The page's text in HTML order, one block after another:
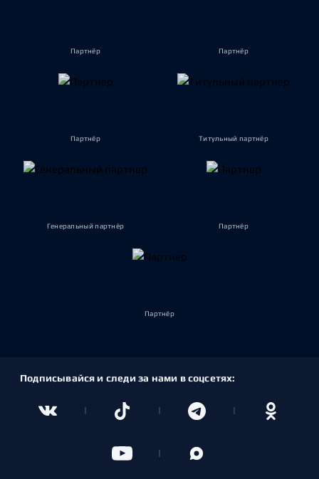
Партнёр Партнёр
Партнёр Титульный партнёр
Генеральный партнёр Партнёр
Партнёр
Подписывайся и следи за нами в соцсетях: